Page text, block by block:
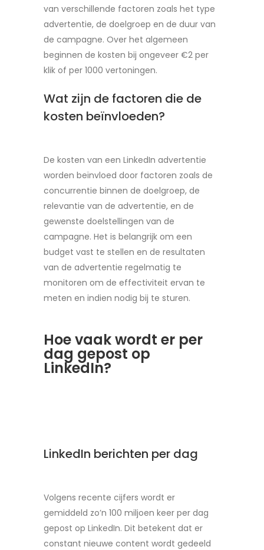
van verschillende factoren zoals het type
advertentie, de doelgroep en de duur van
de campagne. Over het algemeen
beginnen de kosten bij ongeveer €2 per
klik of per 1000 vertoningen.
Wat zijn de factoren die de
kosten beïnvloeden?
De kosten van een LinkedIn advertentie
worden beïnvloed door factoren zoals de
concurrentie binnen de doelgroep, de
relevantie van de advertentie, en de
gewenste doelstellingen van de
campagne. Het is belangrijk om een
budget vast te stellen en de resultaten
van de advertentie regelmatig te
monitoren om de effectiviteit ervan te
meten en indien nodig bij te sturen.
Hoe vaak wordt er per
dag gepost op
LinkedIn?
LinkedIn berichten per dag
Volgens recente cijfers wordt er
gemiddeld zo’n 100 miljoen keer per dag
gepost op LinkedIn. Dit betekent dat er
constant nieuwe content wordt gedeeld